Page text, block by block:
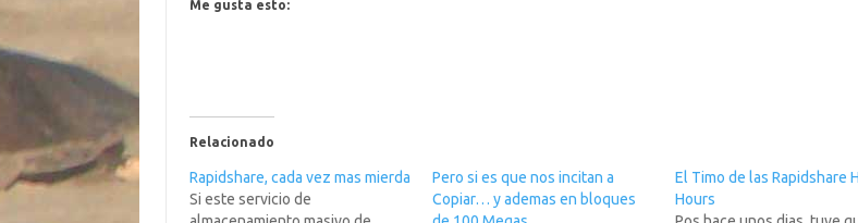
Me gusta esto:
Relacionado
Rapidshare, cada vez mas mierda
Si este servicio de
Pero si es que nos incitan a
Copiar… y ademas en bloques
El Timo de las Rapidshare
Hours